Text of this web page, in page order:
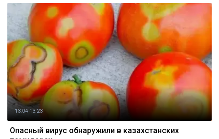
13.04 13:23
Опасный вирус обнаружили в казахстанских